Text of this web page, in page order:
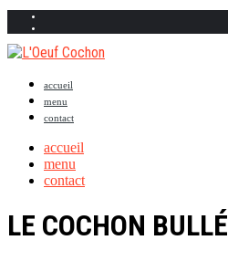
accueil
menu
contact
accueil
menu
contact
LE COCHON BULLÉ